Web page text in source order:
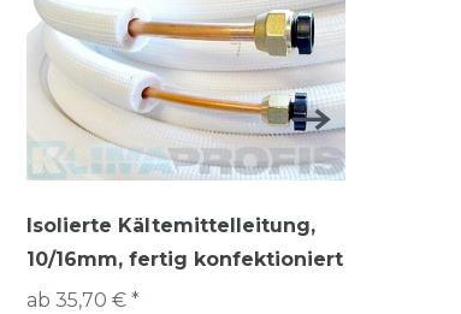
Isolierte Kältemittelleitung,
10/16mm, fertig konfektioniert
ab 35,70 € *